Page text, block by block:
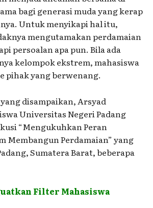
bagi generasi muda yang kerap
Untuk menyikapi hal itu,
mengutamakan perdamaian
persoalan apa pun. Bila ada
kelompok ekstrem, mahasiswa
pihak yang berwenang.
disampaikan, Arsyad
Universitas Negeri Padang
“Mengukuhkan Peran
Membangun Perdamaian” yang
Sumatera Barat, beberapa
Filter Mahasiswa